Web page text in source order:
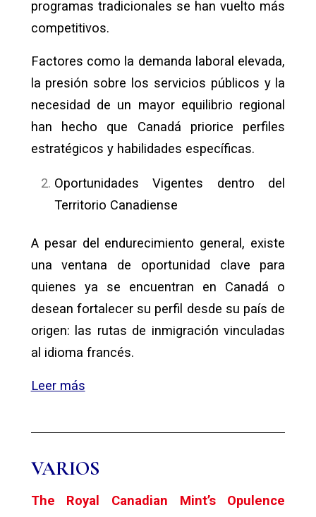
programas tradicionales se han vuelto más
competitivos.
Factores como la demanda laboral elevada,
la presión sobre los servicios públicos y la
necesidad de un mayor equilibrio regional
han hecho que Canadá priorice perfiles
estratégicos y habilidades específicas.
Oportunidades Vigentes dentro del
Territorio Canadiense
A pesar del endurecimiento general, existe
una ventana de oportunidad clave para
quienes ya se encuentran en Canadá o
desean fortalecer su perfil desde su país de
origen: las rutas de inmigración vinculadas
al idioma francés.
Leer más
VARIOS
The Royal Canadian Mint’s Opulence